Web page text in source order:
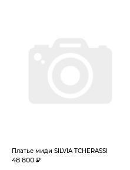
Платье миди SILVIA TCHERASSI
48 800 ₽